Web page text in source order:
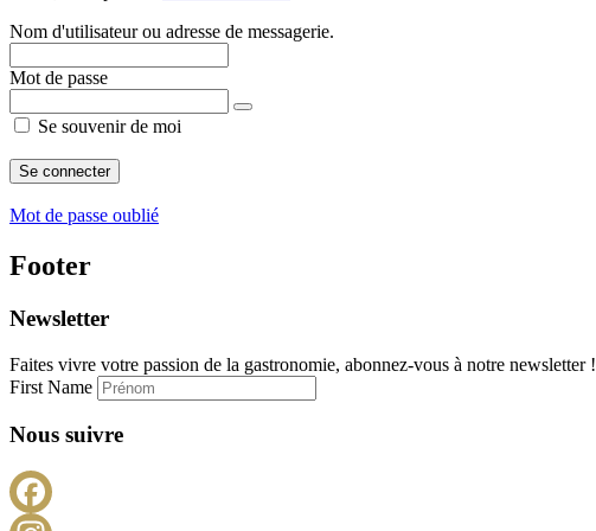
Nom d'utilisateur ou adresse de messagerie.
Mot de passe
Se souvenir de moi
Mot de passe oublié
Footer
Newsletter
Faites vivre votre passion de la gastronomie, abonnez-vous à notre newsletter !
First Name
Nous suivre